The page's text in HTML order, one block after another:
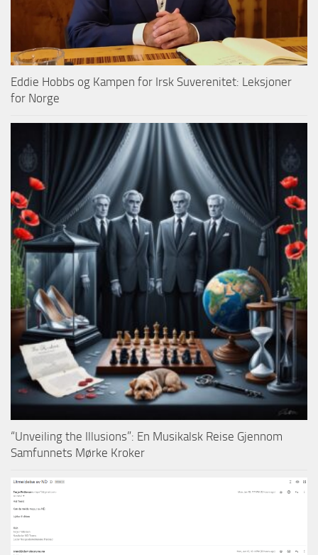
Eddie Hobbs og Kampen for Irsk Suverenitet: Leksjoner
for Norge
“Unveiling the Illusions”: En Musikalsk Reise Gjennom
Samfunnets Mørke Kroker